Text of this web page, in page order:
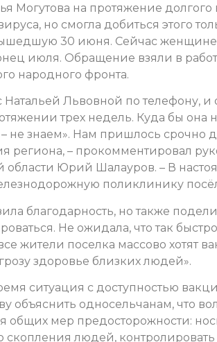
Могутова на протяжение
но смогла добиться этого
30 июня. Сейчас
июля. Обращение взяли в
народного фронта.
Львовной по телефону, и
трех недель. Куда бы она
– не знаем». Нам пришлось срочно
региона, – прокомментировал
области Юрий Шалауров. – В
поликлинику
благодарность, но также
Не ожидала, что так
жители поселка массово хотят
здоровье близких людей».
ситуация с доступностью
объяснить односельчанам, что
общих мер предосторожности:
скопления людей, контролировать